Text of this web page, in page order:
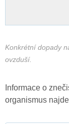
Konkrétní dopady
ovzduší.
Informace o
organismus